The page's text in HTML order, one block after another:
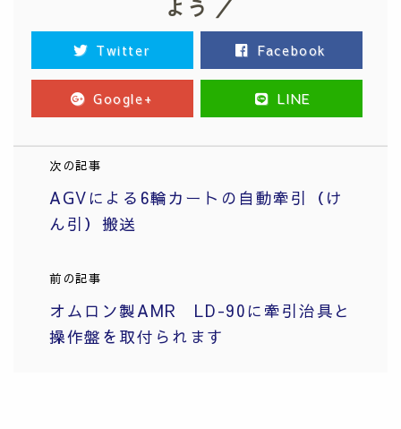
よう ／
Twitter Facebook
Google+ LINE
次の記事
AGVによる6輪カートの自動牽引（け
ん引）搬送
前の記事
オムロン製AMR LD-90に牽引治具と
操作盤を取付られます